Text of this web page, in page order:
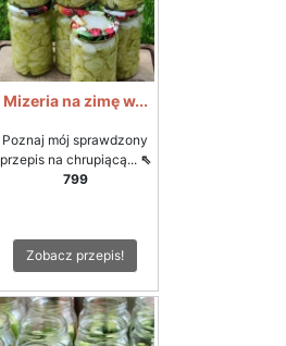
Mizeria na zimę w...
Poznaj mój sprawdzony
przepis na chrupiącą... ⇖
799
Zobacz przepis!